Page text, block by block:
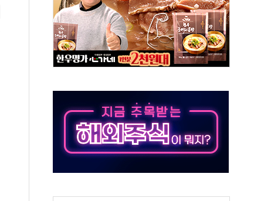
태양광 착공…여의도 1.6배 규모
...금융주 낙폭 커
정책 아냐" 해명
8~9일 최대 100mm 호우
결… 수니파 국가들의 새 안보 협력 구도
온 59㎡ 18억원대
부-서울시 '정책 엇박자'
최초만 경쟁 치열
래·ETF 매수에도 고유가·금리·입법 지연 '삼중 부담'
유·가스주 올랐지만 빈그룹이 상쇄